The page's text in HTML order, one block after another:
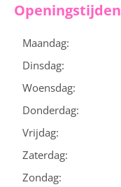
Openingstijden
Maandag:
Dinsdag:
Woensdag:
Donderdag:
Vrijdag:
Zaterdag:
Zondag: